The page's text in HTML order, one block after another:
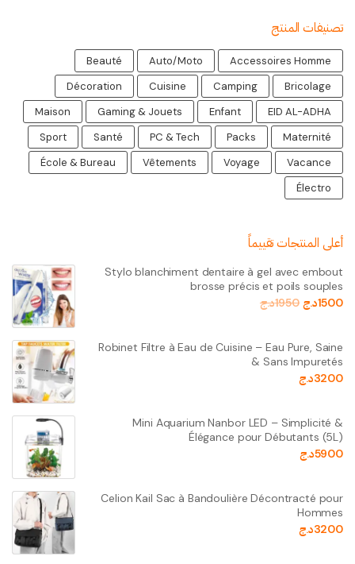
تصنيفات المنتج
Accessoires Homme
Auto/Moto
Beauté
Bricolage
Camping
Cuisine
Décoration
EID AL-ADHA
Enfant
Gaming & Jouets
Maison
Maternité
Packs
PC & Tech
Santé
Sport
Vacance
Voyage
Vêtements
École & Bureau
Électro
أعلى المنتجات تقييماً
Stylo blanchiment dentaire à gel avec embout
brosse précis et poils souples
1500د.ج 1950د.ج
Robinet Filtre à Eau de Cuisine – Eau Pure, Saine
& Sans Impuretés
3200د.ج
Mini Aquarium Nanbor LED – Simplicité &
Élégance pour Débutants (5L)
5900د.ج
Celion Kail Sac à Bandoulière Décontracté pour
Hommes
3200د.ج